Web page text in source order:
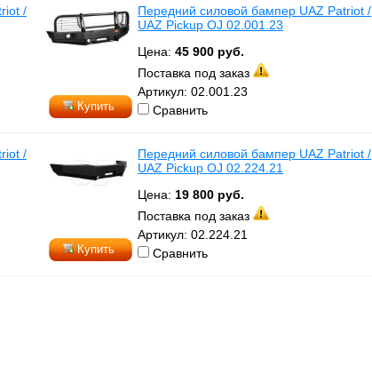
/
Купить
Передний силовой бампер UAZ Patriot /
UAZ Pickup OJ 02.001.23
Цена:45 900 руб.
Поставка под заказ
Артикул: 02.001.23
Сравнить
/
Купить
Передний силовой бампер UAZ Patriot /
UAZ Pickup OJ 02.224.21
Цена: 19 800 руб.
Поставка под заказ
Артикул: 02.224.21
Сравнить